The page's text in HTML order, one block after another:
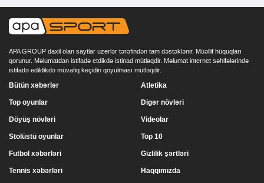
APA GROUP daxil olan saytlar uzerlər tərəfindən tam dəstəklənir. Müəllif hüquqları
qorunur. Məlumatdan istifadə etdikdə istinad mütləqdir. Məlumat internet səhifələrində
istifadə edildikdə müvafiq keçidin qoyulması mütləqdir.
Bütün xəbərlər
Top oyunlar
Döyüş növləri
Stolüstü oyunlar
Atletika
Digər növləri
Videolar
Top 10
Futbol xəbərləri
Tennis xəbərləri
Gizlilik şərtləri
Haqqımızda